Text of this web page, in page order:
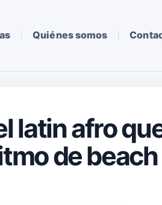
Quiénes somos
latin afro
de